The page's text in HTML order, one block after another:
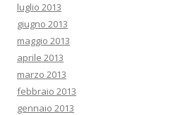
luglio 2013
giugno 2013
maggio 2013
aprile 2013
marzo 2013
febbraio 2013
gennaio 2013